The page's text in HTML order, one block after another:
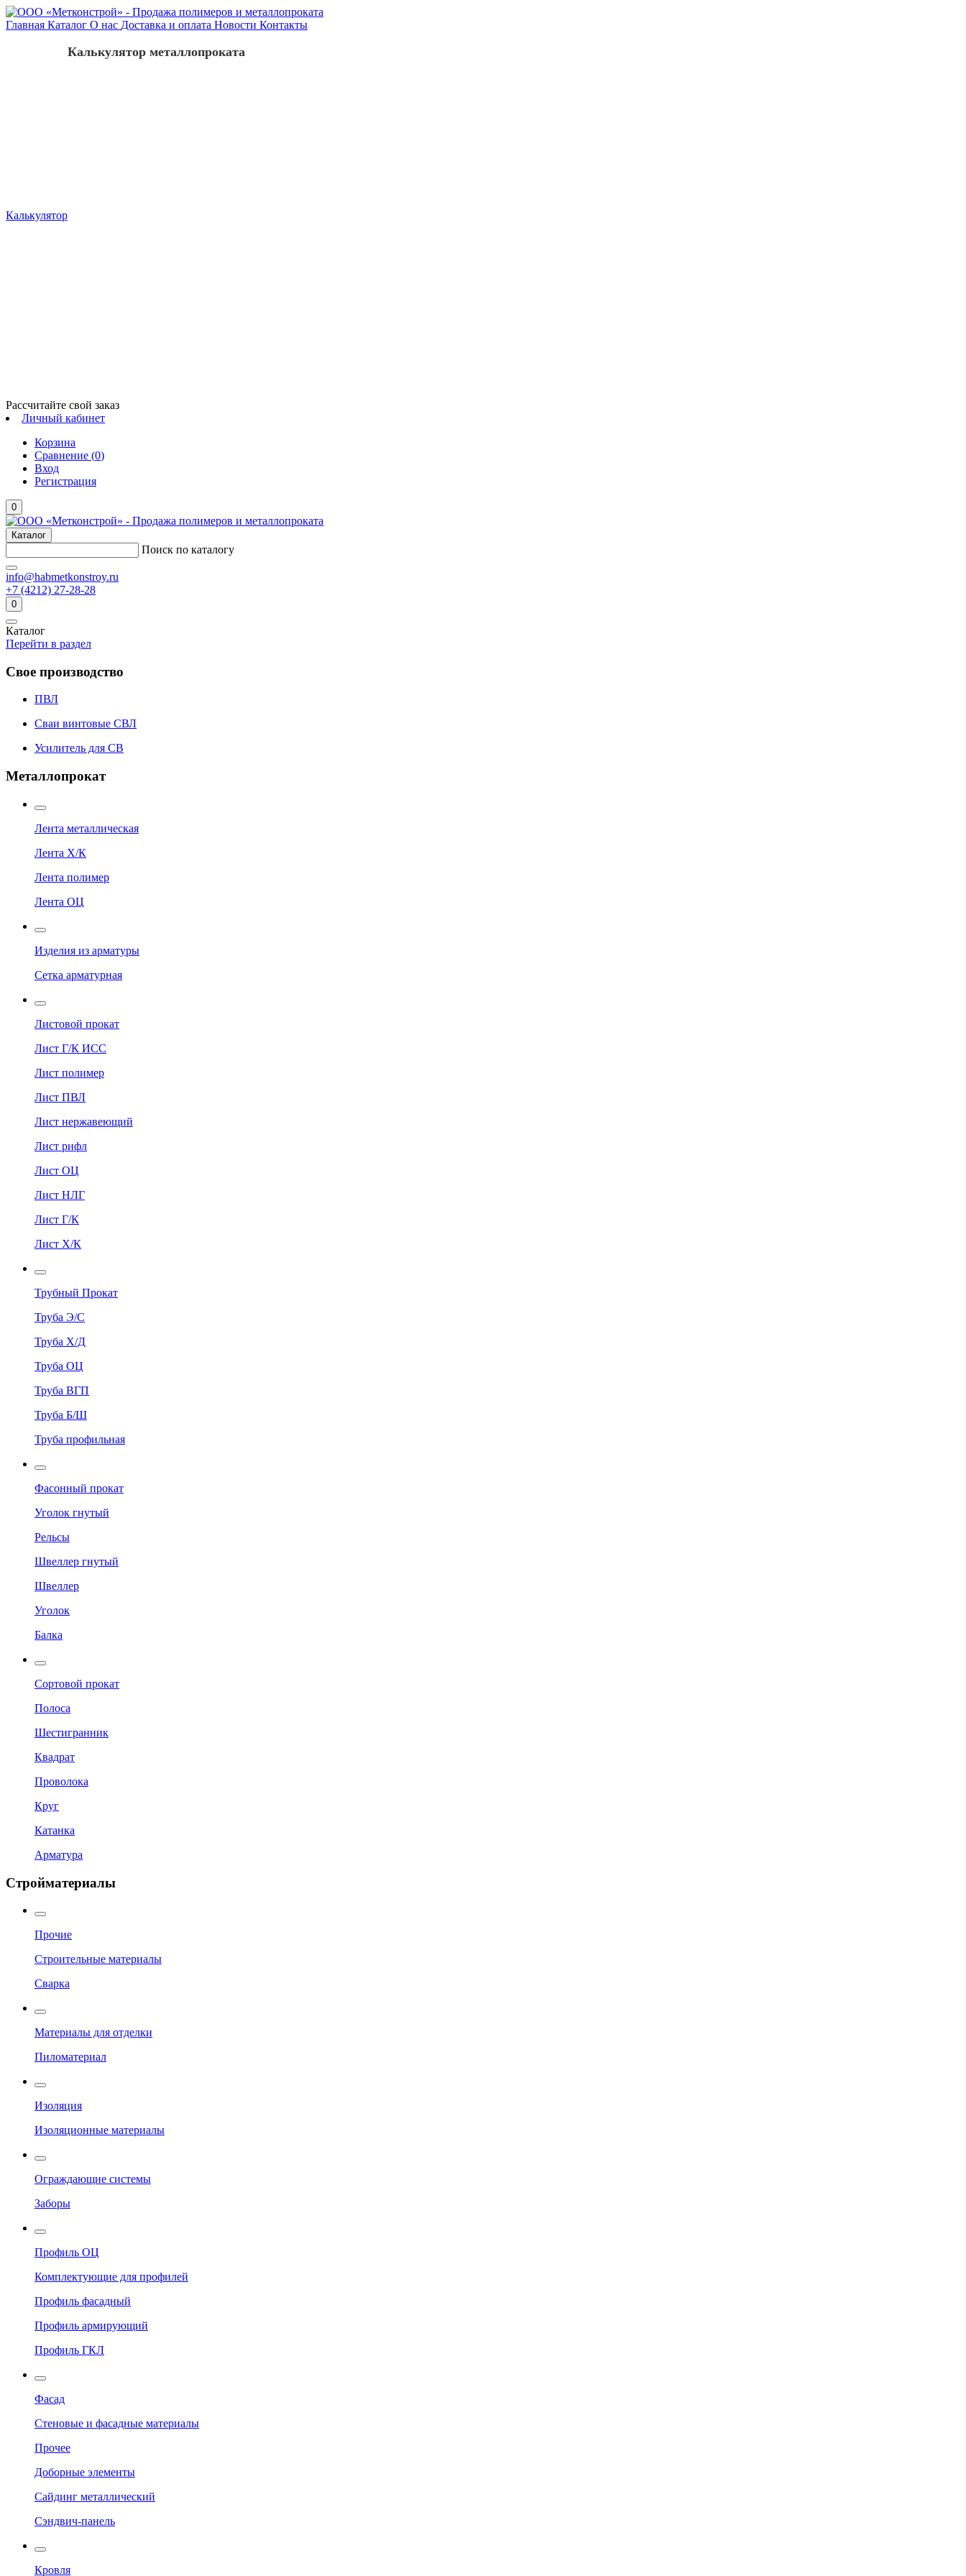
Главная Каталог О нас Доставка и оплата Новости Контакты
Калькулятор
Калькулятор металлопроката
Рассчитайте свой заказ
Личный кабинет
Корзина
Сравнение (0)
Вход
Регистрация
0
Каталог
Поиск по каталогу
info@habmetkonstroy.ru
+7 (4212) 27-28-28
0
Каталог
Перейти в раздел
Свое производство
ПВЛ
Сваи винтовые СВЛ
Усилитель для СВ
Металлопрокат
Лента металлическая
Лента Х/К
Лента полимер
Лента ОЦ
Изделия из арматуры
Сетка арматурная
Листовой прокат
Лист Г/К ИСС
Лист полимер
Лист ПВЛ
Лист нержавеющий
Лист рифл
Лист ОЦ
Лист НЛГ
Лист Г/К
Лист Х/К
Трубный Прокат
Труба Э/С
Труба Х/Д
Труба ОЦ
Труба ВГП
Труба Б/Ш
Труба профильная
Фасонный прокат
Уголок гнутый
Рельсы
Швеллер гнутый
Швеллер
Уголок
Балка
Сортовой прокат
Полоса
Шестигранник
Квадрат
Проволока
Круг
Катанка
Арматура
Стройматериалы
Прочие
Строительные материалы
Сварка
Материалы для отделки
Пиломатериал
Изоляция
Изоляционные материалы
Ограждающие системы
Заборы
Профиль ОЦ
Комплектующие для профилей
Профиль фасадный
Профиль армирующий
Профиль ГКЛ
Фасад
Стеновые и фасадные материалы
Прочее
Доборные элементы
Сайдинг металлический
Сэндвич-панель
Кровля